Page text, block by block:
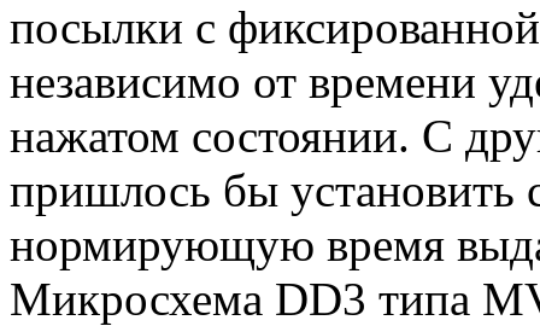
посылки с
независимо от времени
нажатом состоянии. С
пришлось бы установить
нормирующую время
Микросхема DD3 типа